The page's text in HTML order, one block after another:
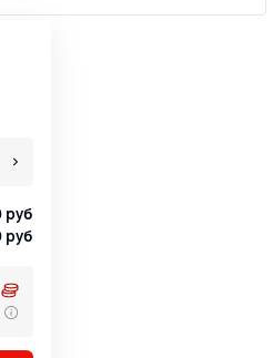
руб
руб